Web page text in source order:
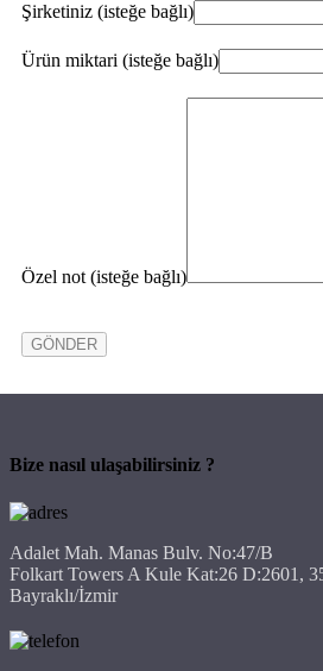
Şirketiniz (isteğe bağlı)
Ürün miktari (isteğe bağlı)
Özel not (isteğe bağlı)
Bize nasıl ulaşabilirsiniz ?
Adalet Mah. Manas Bulv. No:47/B
Folkart Towers A Kule Kat:26 D:2601,
Bayraklı/İzmir